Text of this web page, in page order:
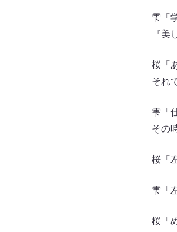
雫「
『
桜「
それ
雫「
その
桜「
雫「
桜「